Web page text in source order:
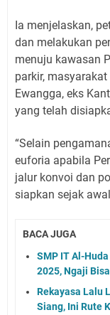
Ia menjelaskan,
dan melakukan
menuju kawasan
parkir,
Ewangga, eks
yang telah
“Selain
euforia apabila
jalur konvoi dan
siapkan sejak
BACA JUGA
SMP IT Al-
2025, Ngaji
Rekayasa Lalu
Siang, Ini Rute